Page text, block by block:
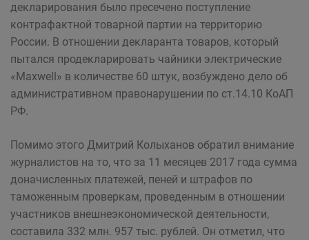
декларирования было пресечено поступление
контрафактной товарной партии на территорию
России. В отношении декларанта товаров, который
пытался продекларировать чайники электрические
«Maxwell» в количестве 60 штук, возбуждено дело об
административном правонарушении по ст.14.10 КоАП
РФ.
Помимо этого Дмитрий Колыханов обратил внимание
журналистов на то, что за 11 месяцев 2017 года сумма
доначисленных платежей, пеней и штрафов по
таможенным проверкам, проведенным в отношении
участников внешнеэкономической деятельности,
составила 332 млн. 957 тыс. рублей. Он отметил, что